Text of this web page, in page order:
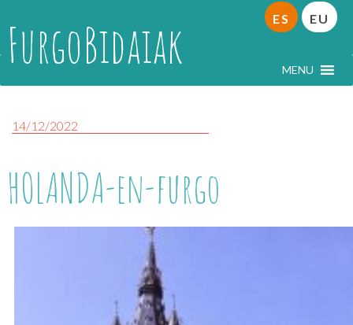
FurgoBidaiak MENU
ES EU
14/12/2022
HOLANDA-en-furgo